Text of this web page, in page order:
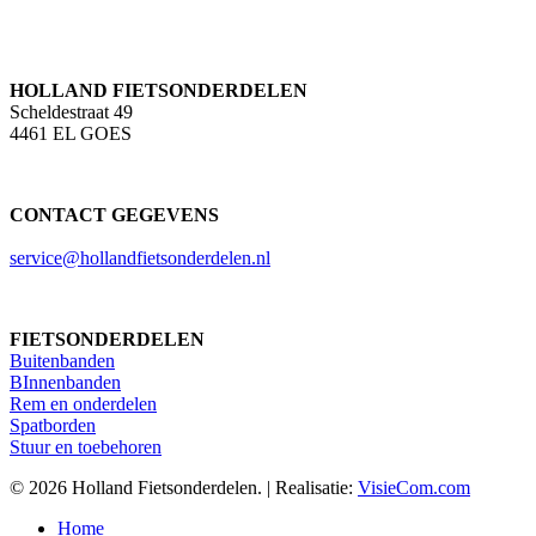
HOLLAND FIETSONDERDELEN
Scheldestraat 49
4461 EL GOES
CONTACT GEGEVENS
service@hollandfietsonderdelen.nl
FIETSONDERDELEN
Buitenbanden
BInnenbanden
Rem en onderdelen
Spatborden
Stuur en toebehoren
© 2026 Holland Fietsonderdelen. | Realisatie: VisieCom.com
Close
Home